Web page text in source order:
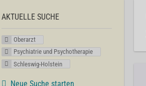
AKTUELLE SUCHE
Oberarzt
Psychiatrie und Psychotherapie
Schleswig-Holstein
Neue Suche starten